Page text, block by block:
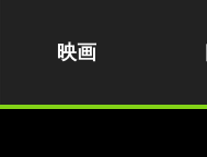
映画